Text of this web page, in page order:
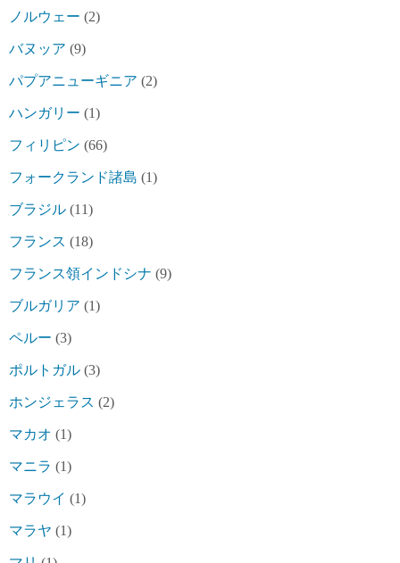
ノルウェー (2)
バヌッア (9)
パプアニューギニア (2)
ハンガリー (1)
フィリピン (66)
フォークランド諸島 (1)
ブラジル (11)
フランス (18)
フランス領インドシナ (9)
ブルガリア (1)
ペルー (3)
ポルトガル (3)
ホンジェラス (2)
マカオ (1)
マニラ (1)
マラウイ (1)
マラヤ (1)